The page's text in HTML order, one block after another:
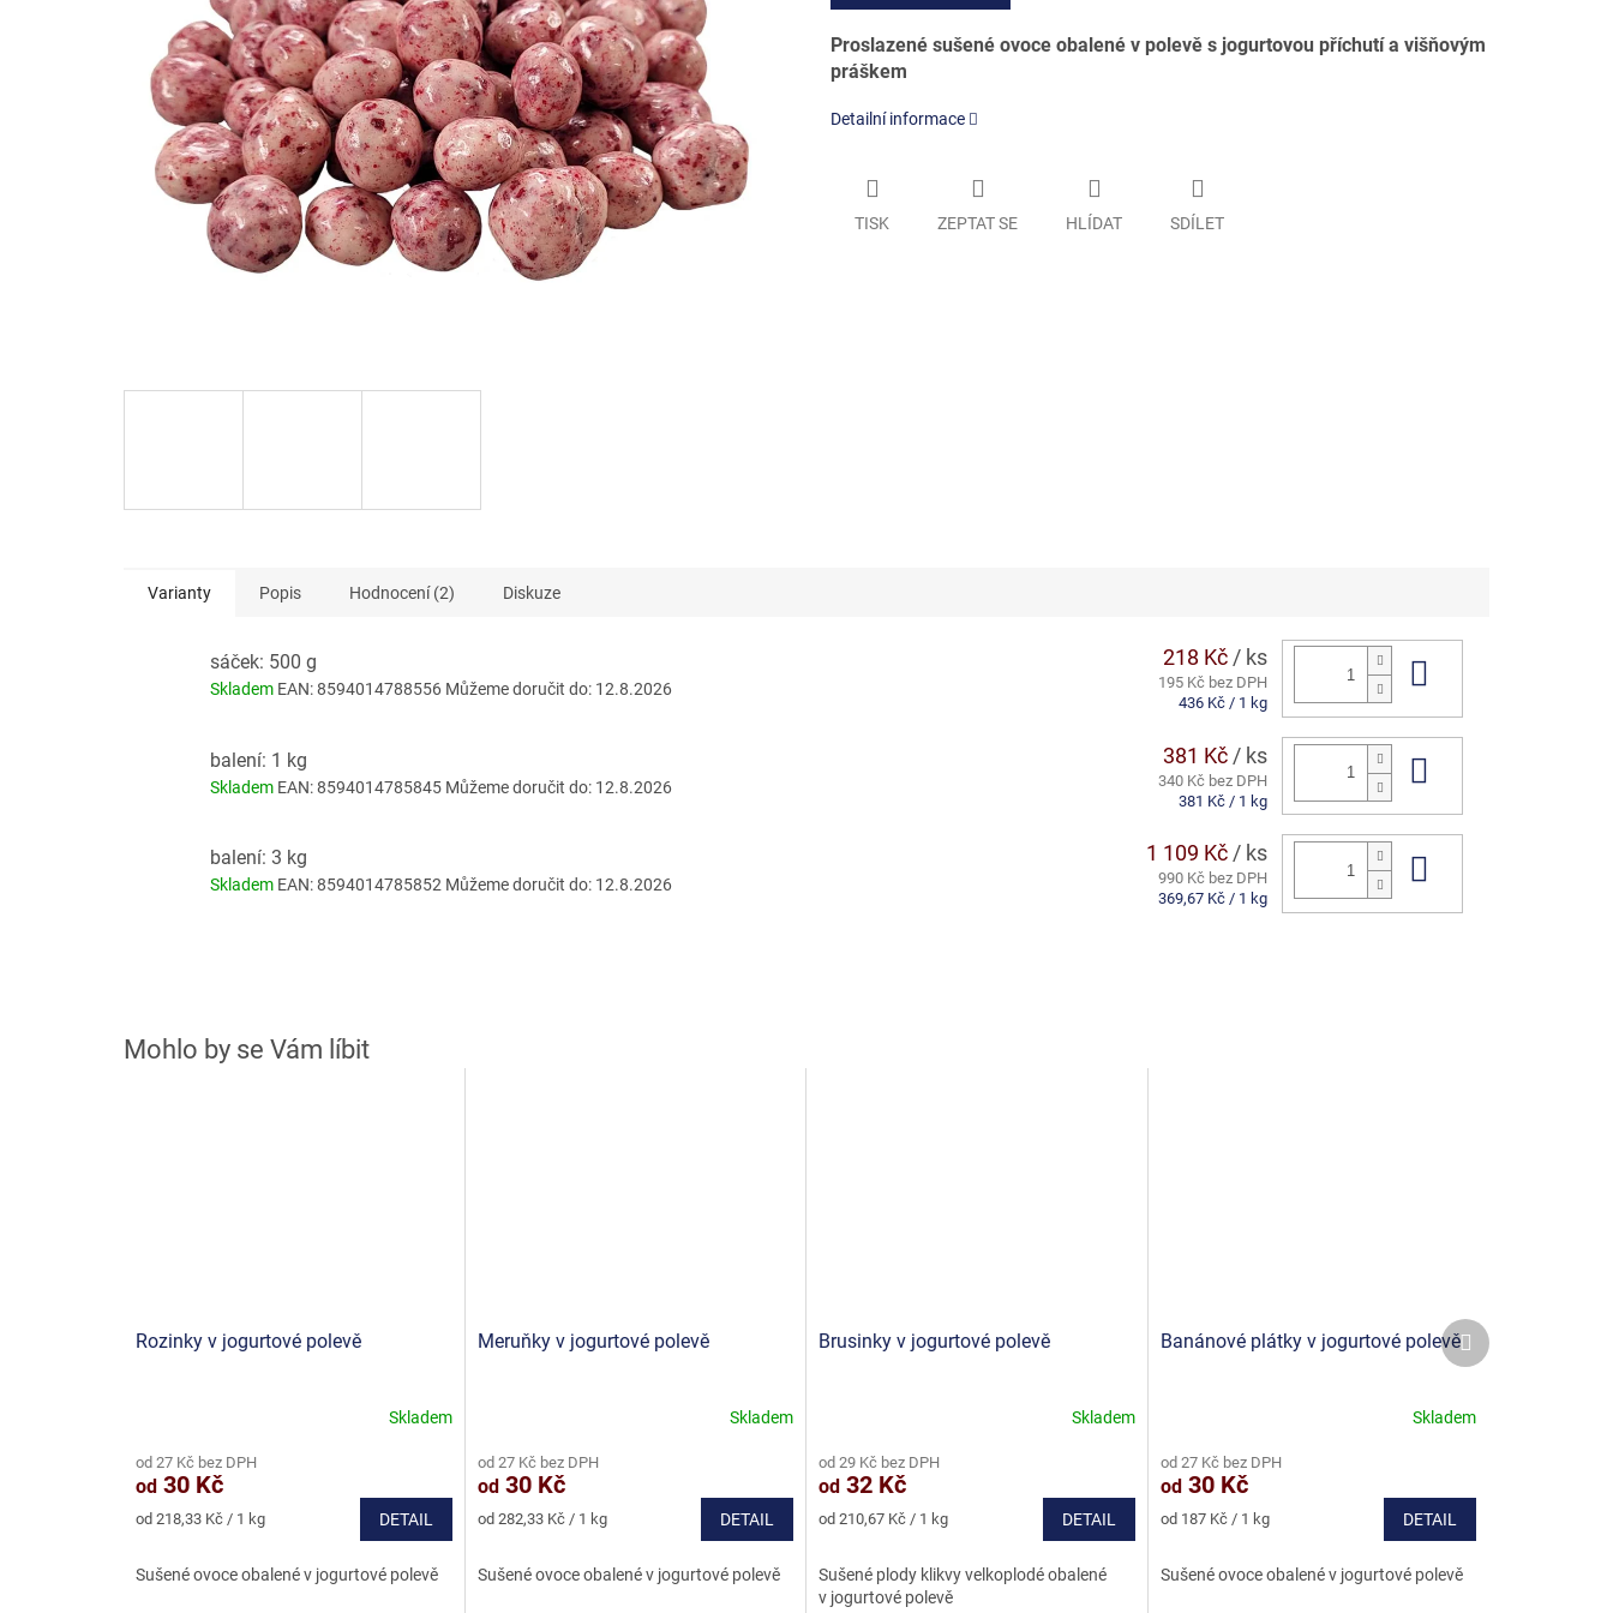
Proslazené sušené ovoce obalené v polevě s jogurtovou příchutí a višňovým
práškem
Detailní informace
TISK ZEPTAT SE HLÍDAT SDÍLET
Varianty Popis Hodnocení (2) Diskuze
sáček: 500 g
Skladem EAN:8594014788556 Můžeme doručit do: 12.8.2026
218 Kč/ ks
195 Kč bez DPH
Měrná
436 Kč / 1 kg
balení: 1 kg
Skladem EAN:8594014785845 Můžeme doručit do: 12.8.2026
381 Kč / ks
340 Kč bez DPH
Měrná
381 Kč / 1 kg
balení: 3 kg
Skladem EAN:8594014785852 Můžeme doručit do: 12.8.2026
1 109 Kč / ks
990 Kč bez DPH
Měrná
369,67 Kč / 1 kg
Rozinky v jogurtové polevě
produktu
je
5,0
hvězdiček.
Skladem
od 27 Kč bez DPH
od 30 Kč
Měrná
od 218,33 Kč / 1 kg DETAIL
Sušené ovoce obalené v jogurtové polevě
Meruňky v jogurtové polevě
produktu
je
5,0
hvězdiček.
Skladem
od 27 Kč bez DPH
od30 Kč
Měrná
od 282,33 Kč / 1 kg DETAIL
Sušené ovoce obalené v jogurtové polevě
Brusinky v jogurtové polevě
produktu
je
5,0
hvězdiček.
Skladem
od 29 Kč bez DPH
od 32 Kč
Měrná
od 210,67 Kč / 1 kg DETAIL
Sušené plody klikvy velkoplodé obalené
v jogurtové polevě
Banánové plátky v jogurtové polevě
produktu
je
5,0
hvězdiček.
Skladem
od 27 Kč bez DPH
od30 Kč
Měrná
od 187 Kč / 1 kg DETAIL
Sušené ovoce obalené v jogurtové polevě
Další
produkt